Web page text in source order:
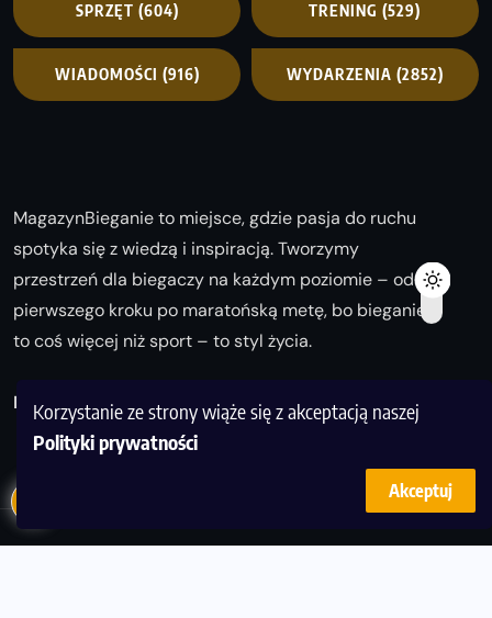
Korzystanie ze strony wiąże się z akceptacją naszej
Polityki prywatności
Akceptuj
SPRZĘT (604) TRENING (529)
WIADOMOŚCI (916) WYDARZENIA (2852)
MagazynBieganie to miejsce, gdzie pasja do ruchu
spotyka się z wiedzą i inspiracją. Tworzymy
przestrzeń dla biegaczy na każdym poziomie – od
pierwszego kroku po maratońską metę, bo bieganie
to coś więcej niż sport – to styl życia.
Biegaj z nami i odkrywaj swoją najlepszą wersję!